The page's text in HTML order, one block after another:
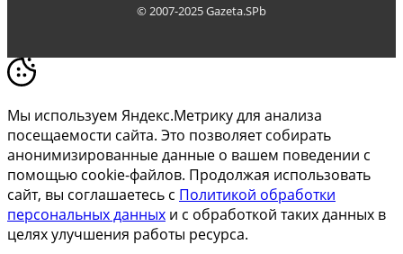
© 2007-2025 Gazeta.SPb
Мы используем Яндекс.Метрику для анализа
посещаемости сайта. Это позволяет собирать
анонимизированные данные о вашем поведении с
помощью cookie-файлов. Продолжая использовать
сайт, вы соглашаетесь с Политикой обработки
персональных данных и с обработкой таких данных в
целях улучшения работы ресурса.